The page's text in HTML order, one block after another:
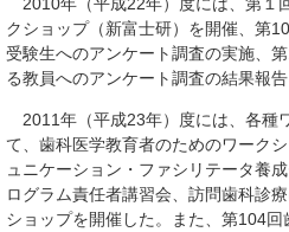
クショップ（新富士研）を開催、第
受験生へのアンケート調査の実施、
る教員へのアンケート調査の結果報告
2011年（平成23年）度には、各種
て、歯科医学教育者のためのワーク
ュニケーション・ファシリテータ養
ログラム責任者講習会、訪問歯科診
ショップを開催した。また、第104